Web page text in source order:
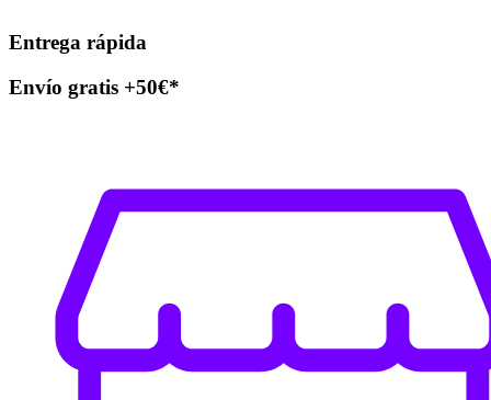
Entrega rápida
Envío gratis +50€*